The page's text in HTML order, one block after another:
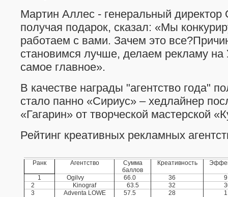
Мартин Аллес - генеральный директор
получая подарок, сказал: «Мы
работаем с вами. Зачем это
становимся лучше, делаем рекламу
самое главное».
В качестве награды "агентство года"
стало панно «Сириус» – хедлайнер
«Гагарин» от творческой мастерской
Рейтинг креативных рекламных
Ранк Агентство
Сумма
баллов
Креативность
1 Ogilvy 66.0 36
2
Kinograf 63.5 32
3
Adventa LOWE 57.5 28